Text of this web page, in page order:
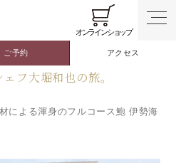
オンラインショップ
ご予約 アクセス
県 伊勢志摩
でからだによい
フ大堀和也の旅。
による渾身のフルコース鮑 伊勢海